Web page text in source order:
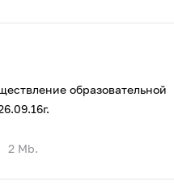
образовательной
2 Mb.